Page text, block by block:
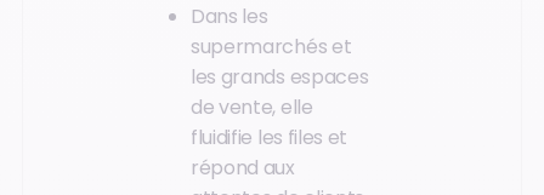
Dans les
supermarchés et
les grands espaces
de vente, elle
fluidifie les files et
répond aux